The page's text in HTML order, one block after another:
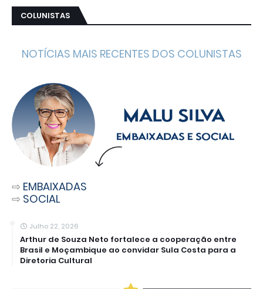
COLUNISTAS
NOTÍCIAS MAIS RECENTES DOS COLUNISTAS
⇨ EMBAIXADAS
⇨ SOCIAL
Julho 22, 2026
Arthur de Souza Neto fortalece a cooperação entre
Brasil e Moçambique ao convidar Sula Costa para a
Diretoria Cultural